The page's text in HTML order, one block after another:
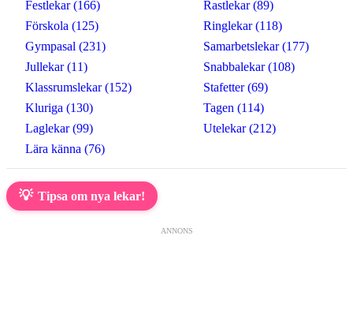
Festlekar (166)
Förskola (125)
Gympasal (231)
Jullekar (11)
Klassrumslekar (152)
Kluriga (130)
Laglekar (99)
Lära känna (76)
Rastlekar (89)
Ringlekar (118)
Samarbetslekar (177)
Snabbalekar (108)
Stafetter (69)
Tagen (114)
Utelekar (212)
💡 Tipsa om nya lekar!
ANNONS